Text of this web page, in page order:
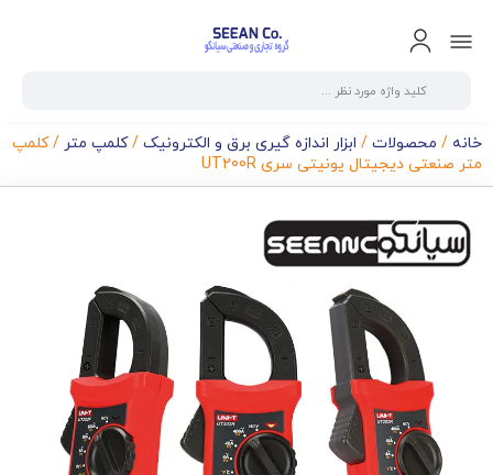
خانه / محصولات / ابزار اندازه گیری برق و الکترونیک /کلمپ متر / کلمپ
متر صنعتی دیجیتال یونیتی سری UT200R